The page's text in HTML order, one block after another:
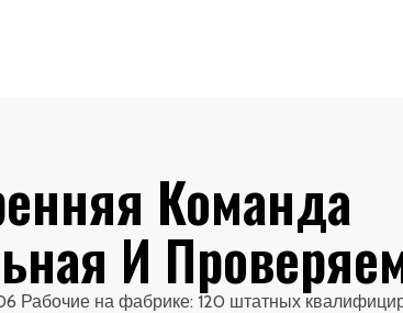
Команда
И
Рабочие на фабрике: 120 штатных